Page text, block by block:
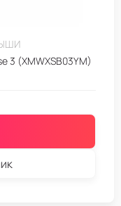
3 (XMWXSB03YM)